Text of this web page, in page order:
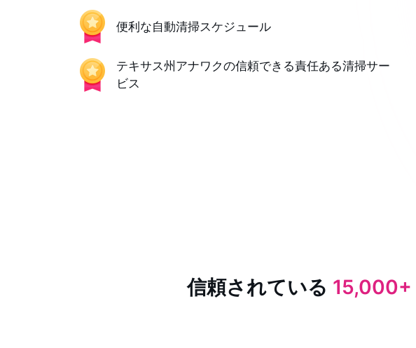
便利な自動清掃スケジュール
テキサス州アナワクの信頼できる責任ある清掃サー
ビス
信頼されている 15,000+